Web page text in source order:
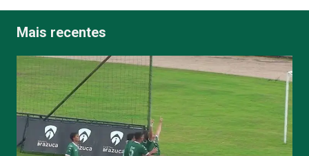
Mais recentes